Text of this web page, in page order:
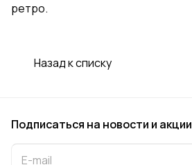
ретро.
Назад к списку
Подписаться на новости и акции